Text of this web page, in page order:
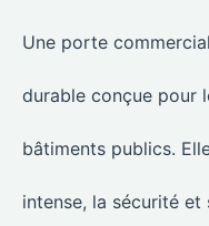
Une porte
durable conçue pour
bâtiments publics.
intense, la sécurité